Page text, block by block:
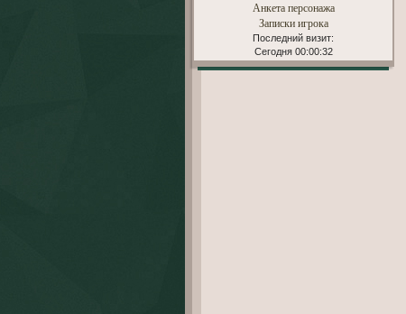
Анкета персонажа
Записки игрока
Последний визит:
Сегодня 00:00:32